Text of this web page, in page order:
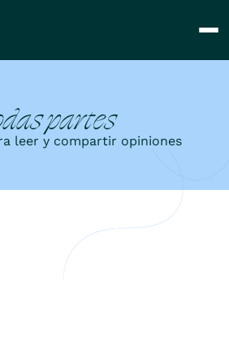
partes
leer y compartir opiniones